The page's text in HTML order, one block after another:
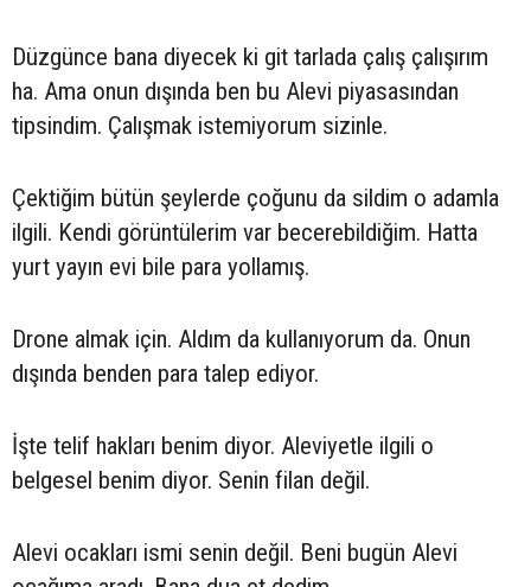
Düzgünce bana diyecek ki git tarlada çalış çalışırım
ha. Ama onun dışında ben bu Alevi piyasasından
tipsindim. Çalışmak istemiyorum sizinle.
Çektiğim bütün şeylerde çoğunu da sildim o adamla
ilgili. Kendi görüntülerim var becerebildiğim. Hatta
yurt yayın evi bile para yollamış.
Drone almak için. Aldım da kullanıyorum da. Onun
dışında benden para talep ediyor.
İşte telif hakları benim diyor. Aleviyetle ilgili o
belgesel benim diyor. Senin filan değil.
Alevi ocakları ismi senin değil. Beni bugün Alevi